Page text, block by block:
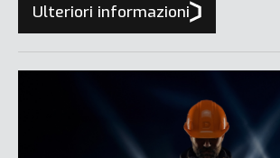
Ulteriori informazioni